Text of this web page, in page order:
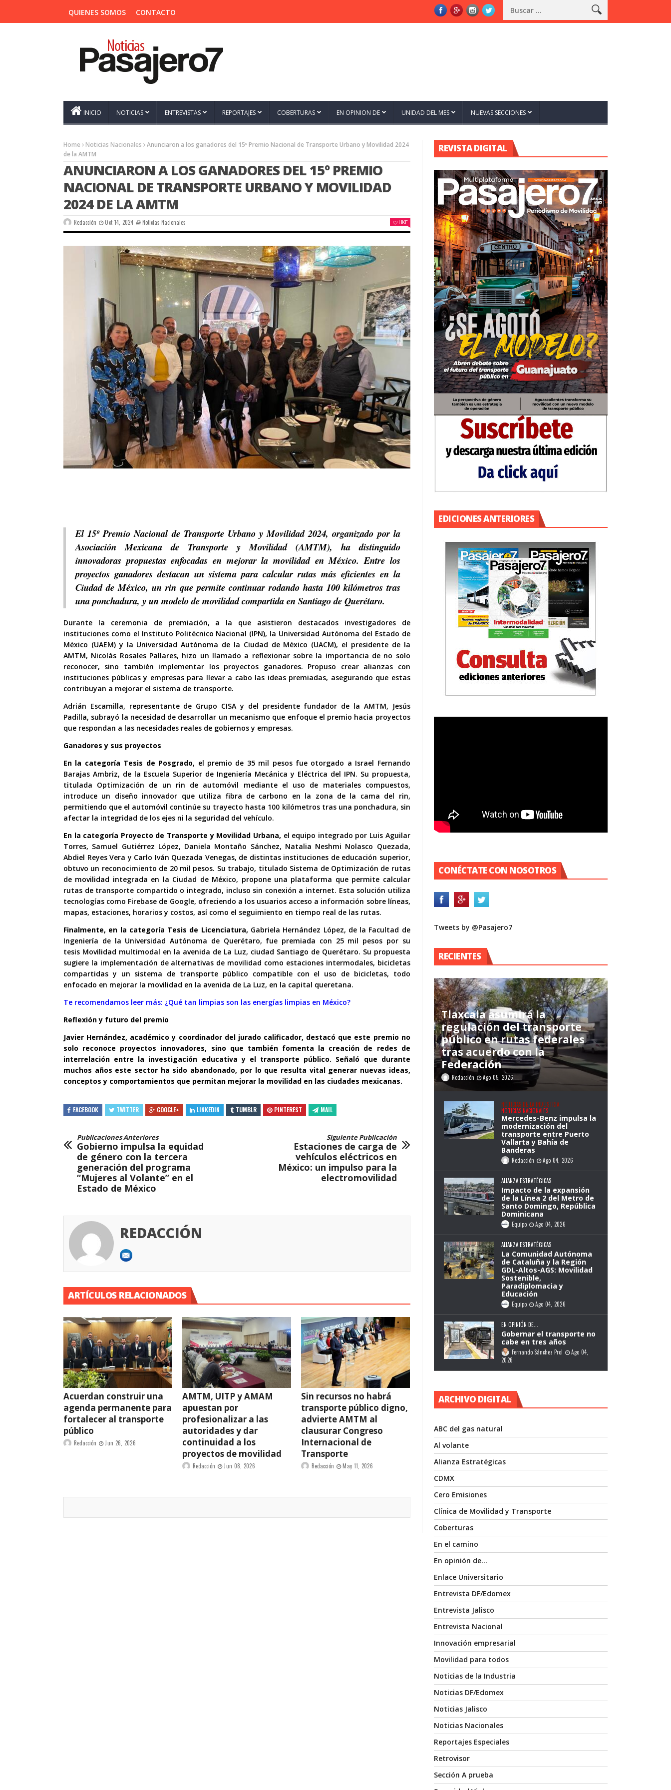
QUIENES SOMOS CONTACTO
INICIO NOTICIAS ENTREVISTAS REPORTAJES COBERTURAS EN OPINION DE UNIDAD DEL MES NUEVAS SECCIONES
Home Noticias Nacionales
Anunciaron a los ganadores del 15º Premio Nacional de Transporte Urbano y Movilidad 2024
de la AMTM
ANUNCIARON A LOS GANADORES DEL 15º PREMIO
NACIONAL DE TRANSPORTE URBANO Y MOVILIDAD
2024 DE LA AMTM
Redacción Oct 14, 2024 Noticias Nacionales LIKE
El 15º Premio Nacional de Transporte Urbano y Movilidad 2024, organizado por la
Asociación Mexicana de Transporte y Movilidad (AMTM), ha distinguido
innovadoras propuestas enfocadas en mejorar la movilidad en México. Entre los
proyectos ganadores destacan un sistema para calcular rutas más eficientes en la
Ciudad de México, un rin que permite continuar rodando hasta 100 kilómetros tras
una ponchadura, y un modelo de movilidad compartida en Santiago de Querétaro.
Durante la ceremonia de premiación, a la que asistieron destacados investigadores de
instituciones como el Instituto Politécnico Nacional (IPN), la Universidad Autónoma del Estado de
México (UAEM) y la Universidad Autónoma de la Ciudad de México (UACM), el presidente de la
AMTM, Nicolás Rosales Pallares, hizo un llamado a reflexionar sobre la importancia de no solo
reconocer, sino también implementar los proyectos ganadores. Propuso crear alianzas con
instituciones públicas y empresas para llevar a cabo las ideas premiadas, asegurando que estas
contribuyan a mejorar el sistema de transporte.
Adrián Escamilla, representante de Grupo CISA y del presidente fundador de la AMTM, Jesús
Padilla, subrayó la necesidad de desarrollar un mecanismo que enfoque el premio hacia proyectos
que respondan a las necesidades reales de gobiernos y empresas.
Ganadores y sus proyectos
En la categoría Tesis de Posgrado, el premio de 35 mil pesos fue otorgado a Israel Fernando
Barajas Ambriz, de la Escuela Superior de Ingeniería Mecánica y Eléctrica del IPN. Su propuesta,
titulada Optimización de un rin de automóvil mediante el uso de materiales compuestos,
introduce un diseño innovador que utiliza fibra de carbono en la zona de la cama del rin,
permitiendo que el automóvil continúe su trayecto hasta 100 kilómetros tras una ponchadura, sin
afectar la integridad de los ejes ni la seguridad del vehículo.
En la categoría Proyecto de Transporte y Movilidad Urbana, el equipo integrado por Luis Aguilar
Torres, Samuel Gutiérrez López, Daniela Montaño Sánchez, Natalia Neshmi Nolasco Quezada,
Abdiel Reyes Vera y Carlo Iván Quezada Venegas, de distintas instituciones de educación superior,
obtuvo un reconocimiento de 20 mil pesos. Su trabajo, titulado Sistema de Optimización de rutas
de movilidad integrada en la Ciudad de México, propone una plataforma que permite calcular
rutas de transporte compartido o integrado, incluso sin conexión a internet. Esta solución utiliza
tecnologías como Firebase de Google, ofreciendo a los usuarios acceso a información sobre líneas,
mapas, estaciones, horarios y costos, así como el seguimiento en tiempo real de las rutas.
Finalmente, en la categoría Tesis de Licenciatura, Gabriela Hernández López, de la Facultad de
Ingeniería de la Universidad Autónoma de Querétaro, fue premiada con 25 mil pesos por su
tesis Movilidad multimodal en la avenida de La Luz, ciudad Santiago de Querétaro. Su propuesta
sugiere la implementación de alternativas de movilidad como estaciones intermodales, bicicletas
compartidas y un sistema de transporte público compatible con el uso de bicicletas, todo
enfocado en mejorar la movilidad en la avenida de La Luz, en la capital queretana.
Te recomendamos leer más: ¿Qué tan limpias son las energías limpias en México?
Reflexión y futuro del premio
Javier Hernández, académico y coordinador del jurado calificador, destacó que este premio no
solo reconoce proyectos innovadores, sino que también fomenta la creación de redes de
interrelación entre la investigación educativa y el transporte público. Señaló que durante
muchos años este sector ha sido abandonado, por lo que resulta vital generar nuevas ideas,
conceptos y comportamientos que permitan mejorar la movilidad en las ciudades mexicanas.
FACEBOOK TWITTER GOOGLE+ LINKEDIN TUMBLR PINTEREST MAIL
Publicaciones Anteriores
Gobierno impulsa la equidad
de género con la tercera
generación del programa
“Mujeres al Volante” en el
Estado de México
Siguiente Publicación
Estaciones de carga de
vehículos eléctricos en
México: un impulso para la
electromovilidad
REDACCIÓN
ARTÍCULOS RELACIONADOS
Acuerdan construir una
agenda permanente para
fortalecer al transporte
público
Redacción Jun 26, 2026
AMTM, UITP y AMAM
apuestan por
profesionalizar a las
autoridades y dar
continuidad a los
proyectos de movilidad
Redacción Jun 08, 2026
Sin recursos no habrá
transporte público digno,
advierte AMTM al
clausurar Congreso
Internacional de
Transporte
Redacción May 11, 2026
REVISTA DIGITAL
EDICIONES ANTERIORES
CONÉCTATE CON NOSOTROS
Tweets by @Pasajero7
RECIENTES
Tlaxcala asumirá la
regulación del transporte
público en rutas federales
tras acuerdo con la
Federación
Redacción Ago 05, 2026
NOTICIAS DE LA INDUSTRIA
NOTICIAS NACIONALES
Mercedes-Benz impulsa la
modernización del
transporte entre Puerto
Vallarta y Bahía de
Banderas
Redacción Ago 04, 2026
ALIANZA ESTRATÉGICAS
Impacto de la expansión
de la Línea 2 del Metro de
Santo Domingo, República
Dominicana
Equipo Ago 04, 2026
ALIANZA ESTRATÉGICAS
La Comunidad Autónoma
de Cataluña y la Región
GDL-Altos-AGS: Movilidad
Sostenible,
Paradiplomacia y
Educación
Equipo Ago 04, 2026
EN OPINIÓN DE...
Gobernar el transporte no
cabe en tres años
Fernando Sánchez Prol
Ago 04,
2026
ARCHIVO DIGITAL
ABC del gas natural
Al volante
Alianza Estratégicas
CDMX
Cero Emisiones
Clínica de Movilidad y Transporte
Coberturas
En el camino
En opinión de…
Enlace Universitario
Entrevista DF/Edomex
Entrevista Jalisco
Entrevista Nacional
Innovación empresarial
Movilidad para todos
Noticias de la Industria
Noticias DF/Edomex
Noticias Jalisco
Noticias Nacionales
Reportajes Especiales
Retrovisor
Sección A prueba